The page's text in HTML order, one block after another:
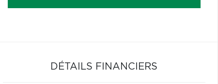
DÉTAILS FINANCIERS